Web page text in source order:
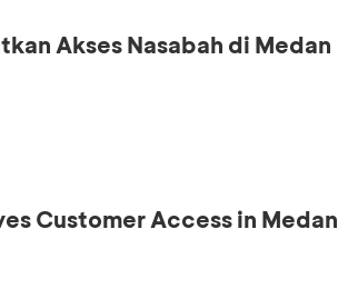
Akses Nasabah di Medan
Customer Access in Medan